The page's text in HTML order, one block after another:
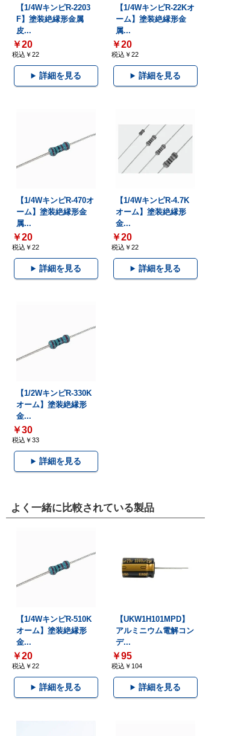
【1/4WキンピR-2203
F】塗装絶縁形金属
皮...
￥20
税込￥22
詳細を見る
【1/4WキンピR-22Kオ
ーム】塗装絶縁形金
属...
￥20
税込￥22
詳細を見る
【1/4WキンピR-470オ
ーム】塗装絶縁形金
属...
￥20
税込￥22
詳細を見る
【1/4WキンピR-4.7K
オーム】塗装絶縁形
金...
￥20
税込￥22
詳細を見る
【1/2WキンピR-330K
オーム】塗装絶縁形
金...
￥30
税込￥33
詳細を見る
よく一緒に比較されている製品
【1/4WキンピR-510K
オーム】塗装絶縁形
金...
￥20
税込￥22
詳細を見る
【UKW1H101MPD】
アルミニウム電解コン
デ...
￥95
税込￥104
詳細を見る